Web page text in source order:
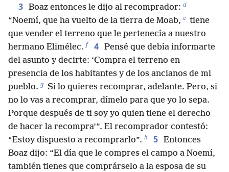
3 Boaz entonces le dijo al recomprador: d
“Noemí, que ha vuelto de la tierra de Moab, e tiene
que vender el terreno que le pertenecía a nuestro
hermano Elimélec. f 4 Pensé que debía informarte
del asunto y decirte: ‘Compra el terreno en
presencia de los habitantes y de los ancianos de mi
pueblo. g Si lo quieres recomprar, adelante. Pero, si
no lo vas a recomprar, dímelo para que yo lo sepa.
Porque después de ti soy yo quien tiene el derecho
de hacer la recompra’”. El recomprador contestó:
“Estoy dispuesto a recomprarlo”. h 5 Entonces
Boaz dijo: “El día que le compres el campo a Noemí,
también tienes que comprárselo a la esposa de su